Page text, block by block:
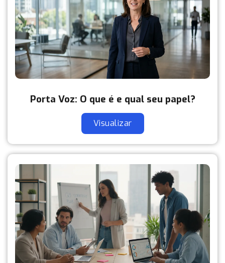
Porta Voz: O que é e qual seu papel?
Visualizar